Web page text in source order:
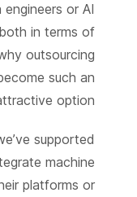
or AI
in terms of
outsourcing
such an
option.
supported
machine
platforms or